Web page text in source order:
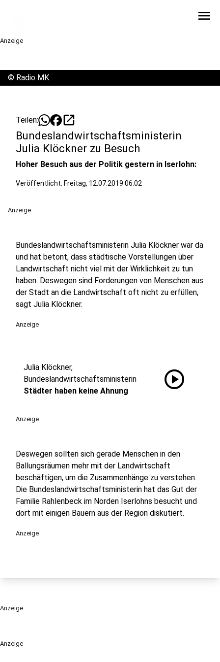
menu
Anzeige
Anzeige
© Radio MK
Teilen: open_in_new
Bundeslandwirtschaftsministerin
Julia Klöckner zu Besuch
Hoher Besuch aus der Politik gestern in Iserlohn:
Veröffentlicht: Freitag, 12.07.2019 06:02
Anzeige
Bundeslandwirtschaftsministerin Julia Klöckner war da
und hat betont, dass städtische Vorstellungen über
Landwirtschaft nicht viel mit der Wirklichkeit zu tun
haben. Deswegen sind Forderungen von Menschen aus
der Stadt an die Landwirtschaft oft nicht zu erfüllen,
sagt Julia Klöckner.
Anzeige
Julia Klöckner,
Bundeslandwirtschaftsministerin
Städter haben keine Ahnung
play_circle
Anzeige
Deswegen sollten sich gerade Menschen in den
Ballungsräumen mehr mit der Landwirtschaft
beschäftigen, um die Zusammenhänge zu verstehen.
Die Bundeslandwirtschaftsministerin hat das Gut der
Familie Rahlenbeck im Norden Iserlohns besucht und
dort mit einigen Bauern aus der Region diskutiert.
Anzeige
Anzeige